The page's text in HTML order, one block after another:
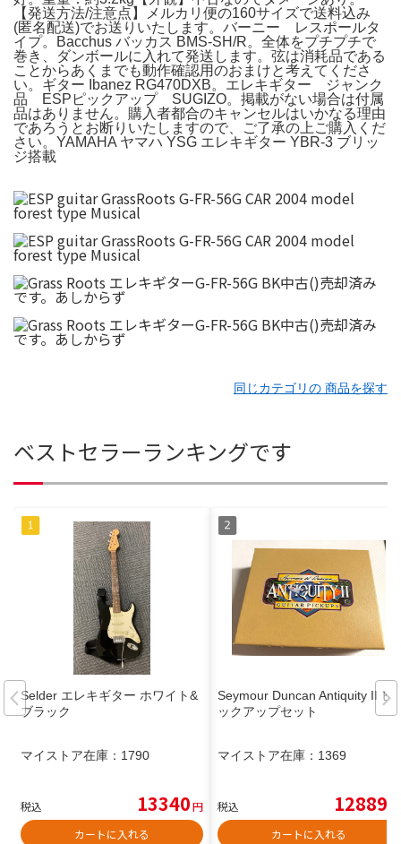
【発送方法/注意点】メルカリ便の160サイズで送料込み
(匿名配送)でお送りいたします。バーニー レスポールタ
イプ。Bacchus バッカス BMS-SH/R。全体をプチプチで
巻き、ダンボールに入れて発送します。弦は消耗品である
ことからあくまでも動作確認用のおまけと考えてくださ
い。ギター Ibanez RG470DXB。エレキギター ジャンク
品 ESPピックアップ SUGIZO。掲載がない場合は付属
品はありません。購入者都合のキャンセルはいかなる理由
であろうとお断りいたしますので、ご了承の上ご購入くだ
さい。YAMAHA ヤマハ YSG エレキギター YBR-3 ブリッ
ジ搭載
同じカテゴリの 商品を探す
ベストセラーランキングです
Selder エレキギター ホワイト&
ブラック
マイストア在庫： 1790
税込 13340円
カートに入れる
Seymour Duncan Antiquity II ピ
ックアップセット
マイストア在庫： 1369
税込 12889
カートに入れる